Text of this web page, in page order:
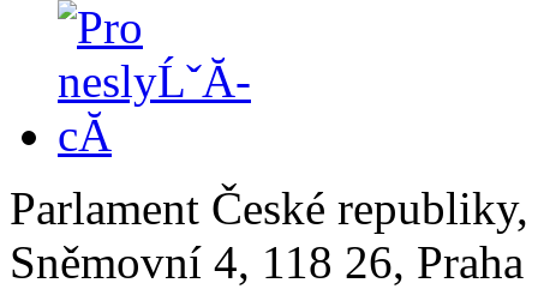
Parlament České
Sněmovní 4, 118 26,